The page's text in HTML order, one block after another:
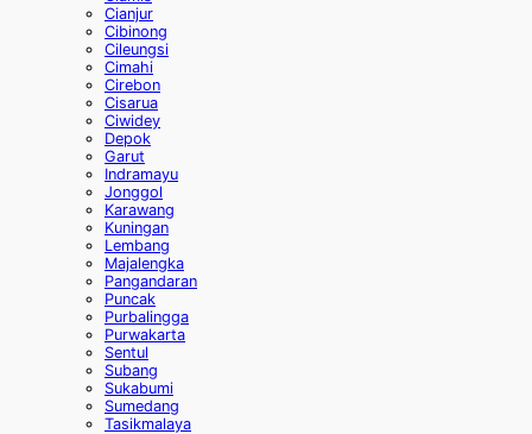
Cianjur
Cibinong
Cileungsi
Cimahi
Cirebon
Cisarua
Ciwidey
Depok
Garut
Indramayu
Jonggol
Karawang
Kuningan
Lembang
Majalengka
Pangandaran
Puncak
Purbalingga
Purwakarta
Sentul
Subang
Sukabumi
Sumedang
Tasikmalaya